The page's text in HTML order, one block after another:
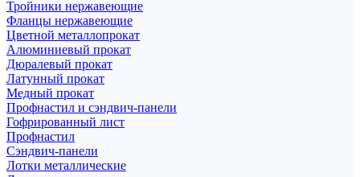
Тройники нержавеющие
Фланцы нержавеющие
Цветной металлопрокат
Алюминиевый прокат
Дюралевый прокат
Латунный прокат
Медный прокат
Профнастил и сэндвич-панели
Гофрированный лист
Профнастил
Сэндвич-панели
Лотки металлические